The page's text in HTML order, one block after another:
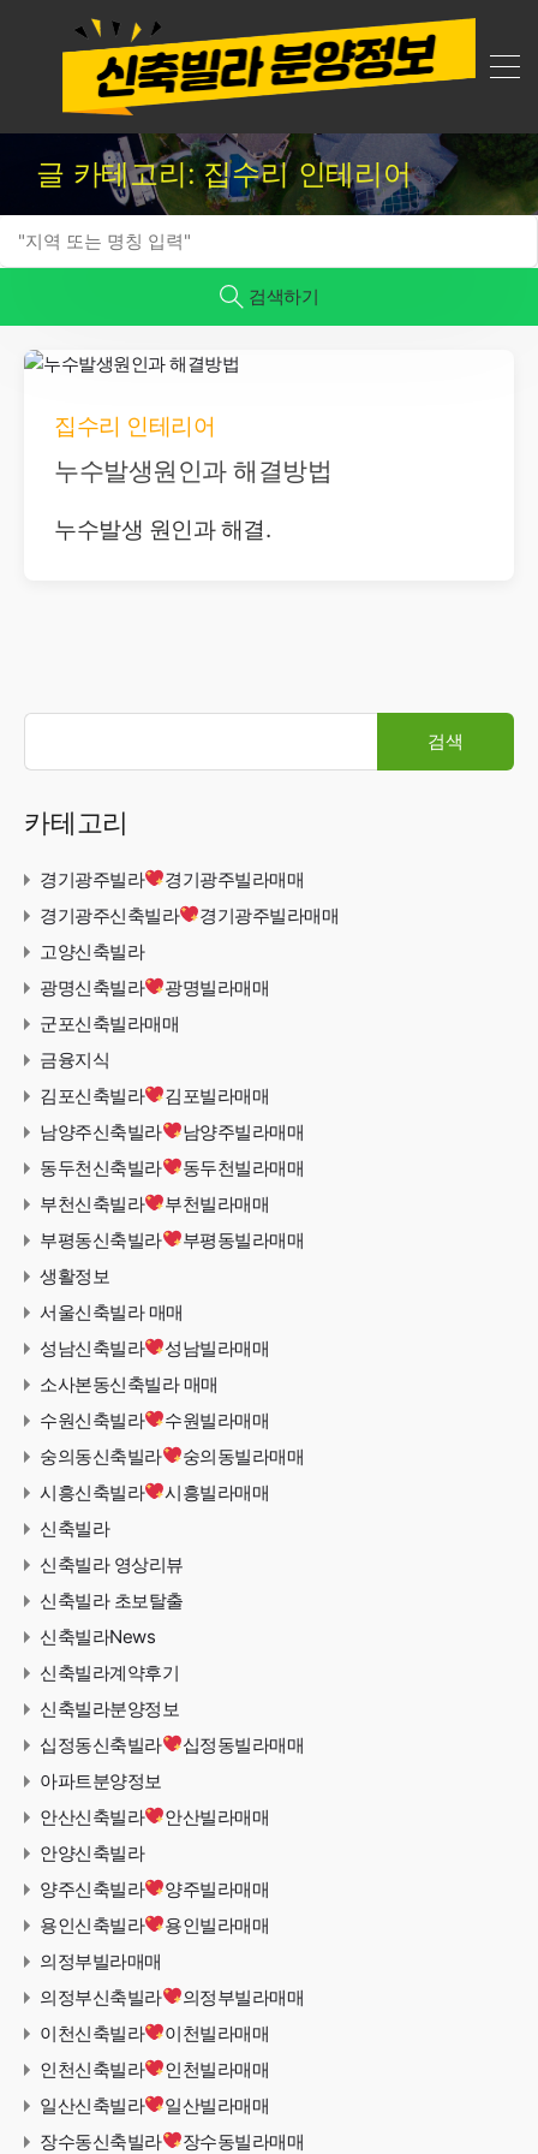
글 카테고리: 집수리 인테리어
검색하기
집수리 인테리어
누수발생원인과 해결방법
누수발생 원인과 해결.
검
카테고리
경기광주빌라
경기광주빌라매매
경기광주신축빌라
경기광주빌라매매
고양신축빌라
광명신축빌라
광명빌라매매
군포신축빌라매매
금융지식
김포신축빌라
김포빌라매매
남양주신축빌라
남양주빌라매매
동두천신축빌라
동두천빌라매매
부천신축빌라
부천빌라매매
부평동신축빌라
부평동빌라매매
생활정보
서울신축빌라 매매
성남신축빌라
성남빌라매매
소사본동신축빌라 매매
수원신축빌라
수원빌라매매
숭의동신축빌라
숭의동빌라매매
시흥신축빌라
시흥빌라매매
신축빌라
신축빌라 영상리뷰
신축빌라 초보탈출
신축빌라News
신축빌라계약후기
신축빌라분양정보
십정동신축빌라
십정동빌라매매
아파트분양정보
안산신축빌라
안산빌라매매
안양신축빌라
양주신축빌라
양주빌라매매
용인신축빌라
용인빌라매매
의정부빌라매매
의정부신축빌라
의정부빌라매매
이천신축빌라
이천빌라매매
인천신축빌라
인천빌라매매
일산신축빌라
일산빌라매매
장수동신축빌라
장수동빌라매매